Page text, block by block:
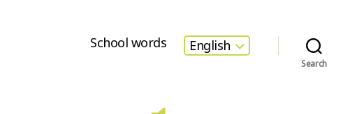
School words English
Search